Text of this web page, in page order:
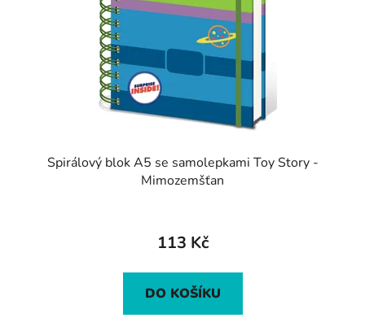
Spirálový blok A5 se samolepkami Toy Story -
Mimozemšťan
113 Kč
DO KOŠÍKU